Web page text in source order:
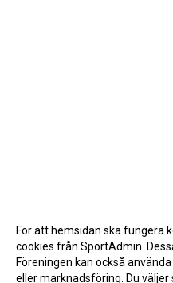
För att hemsidan ska fungera
cookies från SportAdmin.
Föreningen kan också
eller marknadsföring. Du väljer